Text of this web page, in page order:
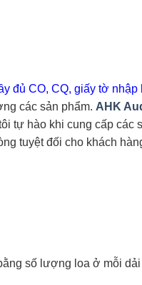
đủ CO, CQ, giấy tờ nhập
các sản phẩm. AHK
tự hào khi cung cấp các
tuyệt đối cho khách
số lượng loa ở mỗi dải